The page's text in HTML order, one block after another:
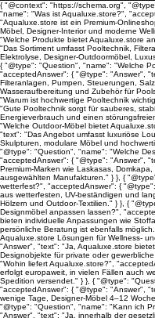
{ "@context": "https://schema.org",
"name": "Was ist Aqualuxe.store?",
"Aqualuxe.store ist ein Premium-
Möbel, Designer-Interior und moderne
"Welche Produkte bietet Aqualuxe.store
"Das Sortiment umfasst Pooltechnik,
Elektrolyse, Designer-Outdoormöbel,
{ "@type": "Question", "name": "Welche
"acceptedAnswer": { "@type": "Answer",
Filteranlagen, Pumpen, Steuerungen,
Wasseraufbereitung und Zubehör für
"Warum ist hochwertige Pooltechnik
"Gute Pooltechnik sorgt für sauberes,
Energieverbrauch und einen
"Welche Outdoor-Möbel bietet
"text": "Das Angebot umfasst luxuriöse
Skulpturen, modulare Möbel und
"@type": "Question", "name": "Welche
"acceptedAnswer": { "@type": "Answer",
Premium-Marken wie Laskasas,
ausgewählten Manufakturen." } }, {
wetterfest?", "acceptedAnswer": {
aus wetterfesten, UV-beständigen und
Hölzern und Outdoor-Textilien." } }, {
Designmöbel anpassen lassen?",
bieten individuelle Anpassungen wie
persönliche Beratung ist ebenfalls
Aqualuxe.store Lösungen für Wellness-
"Answer", "text": "Ja, Aqualuxe.store
Designobjekte für private oder
"Wohin liefert Aqualuxe.store?",
erfolgt europaweit, in vielen Fällen auch
Spedition versendet." } }, { "@type":
"acceptedAnswer": { "@type": "Answer",
wenige Tage, Designer-Möbel 4–12
"@type": "Question", "name": "Kann ich
"Answer", "text": "Ja, innerhalb der